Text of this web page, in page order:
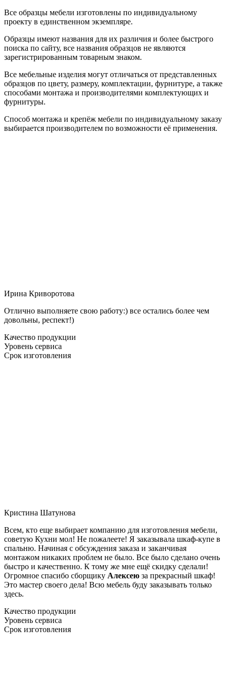
Все образцы мебели изготовлены по индивидуальному
проекту в единственном экземпляре.
Образцы имеют названия для их различия и более быстрого
поиска по сайту, все названия образцов не являются
зарегистрированным товарным знаком.
Все мебельные изделия могут отличаться от представленных
образцов по цвету, размеру, комплектации, фурнитуре, а также
способами монтажа и производителями комплектующих и
фурнитуры.
Способ монтажа и крепёж мебели по индивидуальному заказу
выбирается производителем по возможности её применения.
Ирина Криворотова
Отлично выполняете свою работу:) все остались более чем
довольны, респект!)
Качество продукции
Уровень сервиса
Срок изготовления
Кристина Шатунова
Всем, кто еще выбирает компанию для изготовления мебели,
советую Кухни мол! Не пожалеете! Я заказывала шкаф-купе в
спальню. Начиная с обсуждения заказа и заканчивая
монтажом никаких проблем не было. Все было сделано очень
быстро и качественно. К тому же мне ещё скидку сделали!
Огромное спасибо сборщику Алексею за прекрасный шкаф!
Это мастер своего дела! Всю мебель буду заказывать только
здесь.
Качество продукции
Уровень сервиса
Срок изготовления